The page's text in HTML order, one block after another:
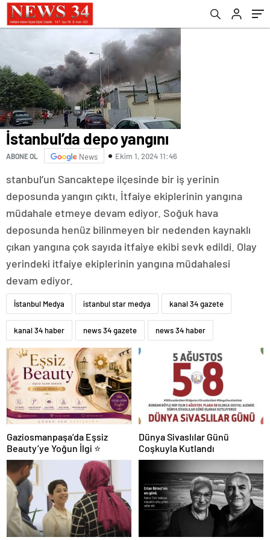
İstanbul’da depo yangını
ABONE OL News Ekim 1, 2024 11:46
stanbul’un Sancaktepe ilçesinde bir iş yerinin
deposunda yangın çıktı. İtfaiye ekiplerinin yangına
müdahale etmeye devam ediyor. Soğuk hava
deposunda henüz bilinmeyen bir nedenden kaynaklı
çıkan yangına çok sayıda itfaiye ekibi sevk edildi. Olay
yerindeki itfaiye ekiplerinin yangına müdahalesi
devam ediyor.
İstanbul Medya istanbul star medya kanal 34 gazete
kanal 34 haber news 34 gazete news 34 haber
Gaziosmanpaşa’da Eşsiz
Beauty’ye Yoğun İlgi ⭐
Dünya Sivaslılar Günü
Coşkuyla Kutlandı